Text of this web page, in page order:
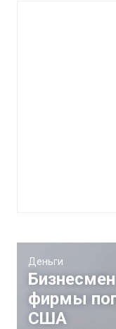
Деньги
фирмы
США